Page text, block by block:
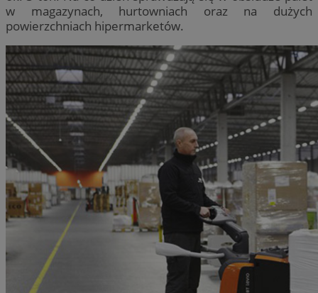
w magazynach, hurtowniach oraz na dużych
powierzchniach hipermarketów.